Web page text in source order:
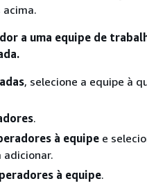
acima.
a uma equipe de
, selecione a equipe à
.
à equipe e
adicionar.
à equipe.